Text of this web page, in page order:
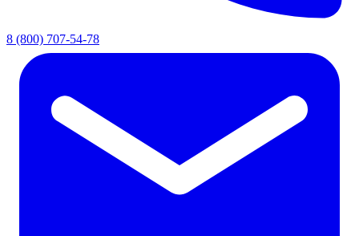
8 (800) 707-54-78